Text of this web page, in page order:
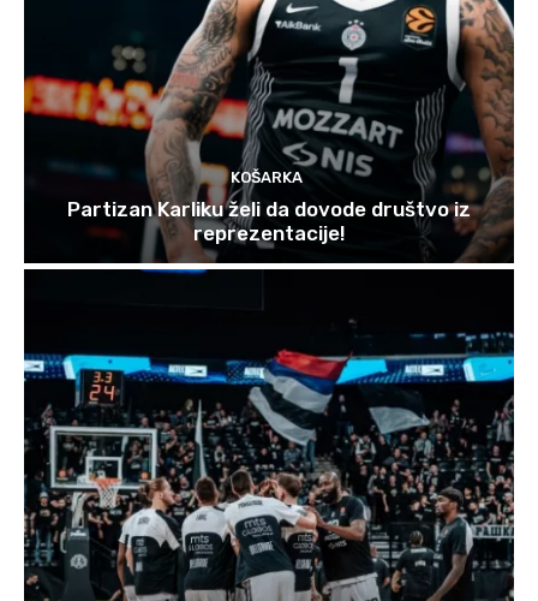
KOŠARKA
Partizan Karliku želi da dovode društvo iz
reprezentacije!